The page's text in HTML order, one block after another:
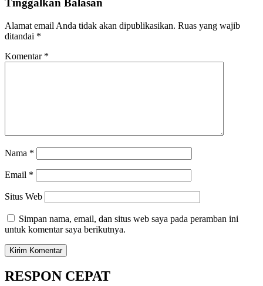
Tinggalkan Balasan
Alamat email Anda tidak akan dipublikasikan. Ruas yang wajib
ditandai *
Komentar *
Nama *
Email *
Situs Web
Simpan nama, email, dan situs web saya pada peramban ini
untuk komentar saya berikutnya.
RESPON CEPAT